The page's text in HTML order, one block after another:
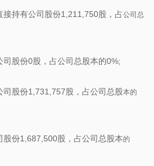
持有公司股份1,211,750股，占公司总
股份0股，占公司总股本的0%;
股份1,731,757股，占公司总股本的
份1,687,500股，占公司总股本的